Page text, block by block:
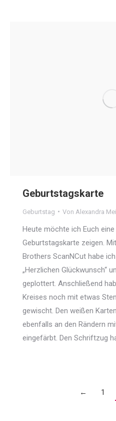
Geburtstagskarte
Geburtstag Von Alexandra
Heute möchte ich Euch
Geburtstagskarte zeigen.
Brothers ScanNCut habe
„Herzlichen Glückwunsch“
geplottert. Anschließend
Kreises noch mit etwas
gewischt. Den weißen
ebenfalls an den Rändern
eingefärbt. Den Schriftzug
← 1